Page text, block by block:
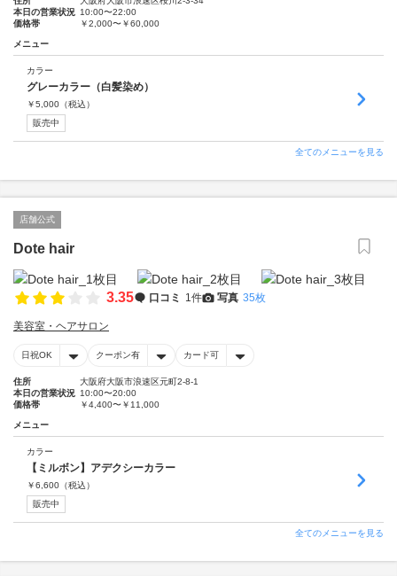
本日の営業状況 10:00〜22:00
価格帯
￥2,000〜￥60,000
メニュー
カラー
グレーカラー（白髪染め）
￥5,000 （税込）
販売中
全てのメニューを見る
店舗公式
Dote hair
3.35 口コミ 1件 写真 35枚
美容室・ヘアサロン
日祝OK クーポン有 カード可
住所
大阪府大阪市浪速区元町2-8-1
本日の営業状況 10:00〜20:00
価格帯
￥4,400〜￥11,000
メニュー
カラー
【ミルボン】アデクシーカラー
￥6,600 （税込）
販売中
全てのメニューを見る